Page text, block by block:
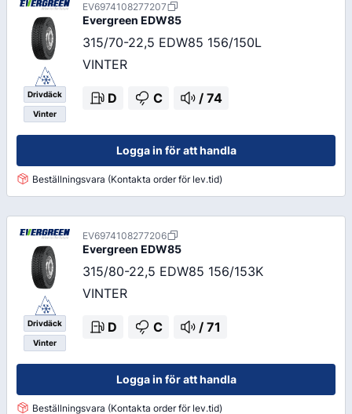
Drivdäck
Vinter
EV6974108277207
Evergreen EDW85
315/70-22,5 EDW85 156/150L
VINTER
D C / 74
Logga in för att handla
Beställningsvara (Kontakta order för lev.tid)
Drivdäck
Vinter
EV6974108277206
Evergreen EDW85
315/80-22,5 EDW85 156/153K
VINTER
D C / 71
Logga in för att handla
Beställningsvara (Kontakta order för lev.tid)